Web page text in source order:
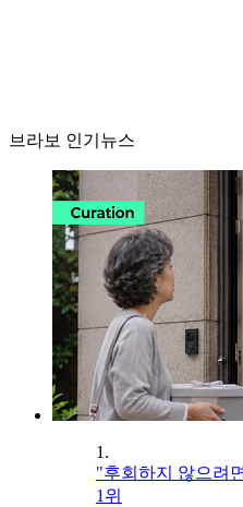
브라보 인기뉴스
1.
"후회하지 않으려
1위